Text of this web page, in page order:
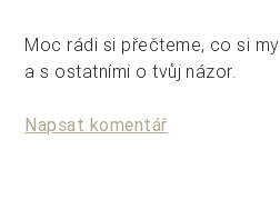
Moc rádi si přečteme, co si
a s ostatními o tvůj názor.
Napsat komentář